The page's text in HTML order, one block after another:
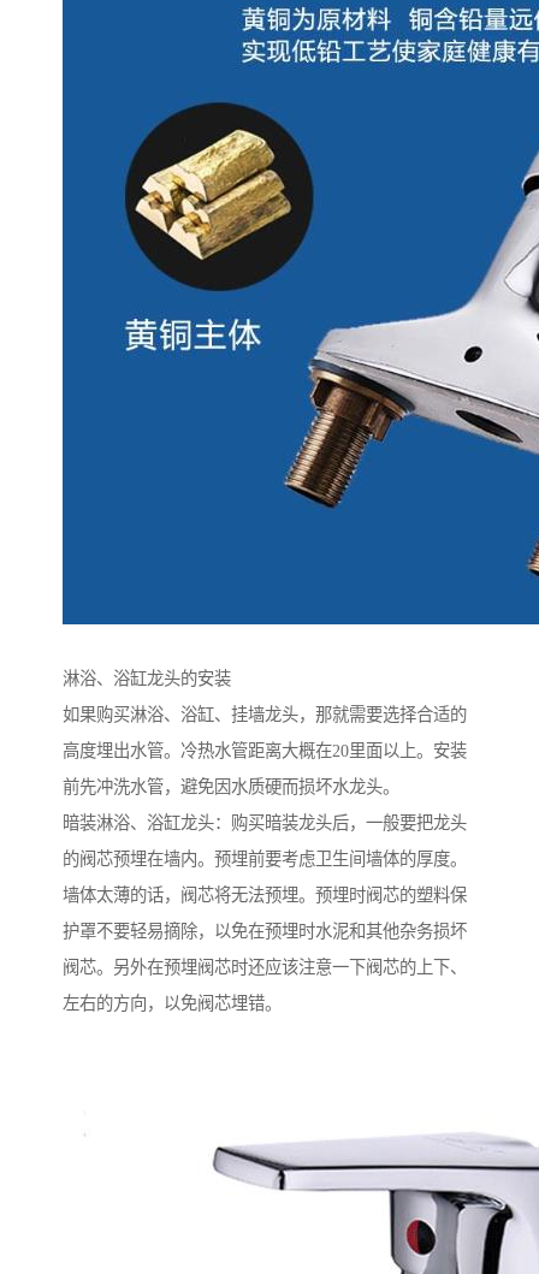
淋浴、浴缸龙头的安装
如果购买淋浴、浴缸、挂墙龙头，那就需要选择合适的
高度埋出水管。冷热水管距离大概在20里面以上。安装
前先冲洗水管，避免因水质硬而损坏水龙头。
暗装淋浴、浴缸龙头：购买暗装龙头后，一般要把龙头
的阀芯预埋在墙内。预埋前要考虑卫生间墙体的厚度。
墙体太薄的话，阀芯将无法预埋。预埋时阀芯的塑料保
护罩不要轻易摘除，以免在预埋时水泥和其他杂务损坏
阀芯。另外在预埋阀芯时还应该注意一下阀芯的上下、
左右的方向，以免阀芯埋错。